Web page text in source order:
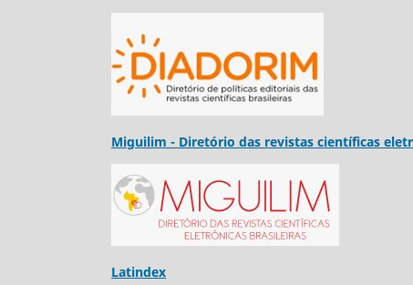
Miguilim - Diretório das revistas científicas
Latindex